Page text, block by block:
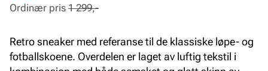
pris
pris
Ordinær pris 1 299,-
Retro sneaker med referanse til de klassiske løpe- og
fotballskoene. Overdelen er laget av luftig tekstil i